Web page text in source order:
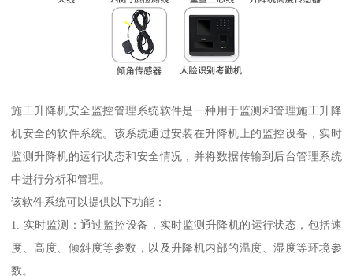
施工升降机安全监控管理系统软件是一种用于监测和管理施工升降
机安全的软件系统。该系统通过安装在升降机上的监控设备，实时
监测升降机的运行状态和安全情况，并将数据传输到后台管理系统
中进行分析和管理。
该软件系统可以提供以下功能：
1. 实时监测：通过监控设备，实时监测升降机的运行状态，包括速
度、高度、倾斜度等参数，以及升降机内部的温度、湿度等环境参
数。